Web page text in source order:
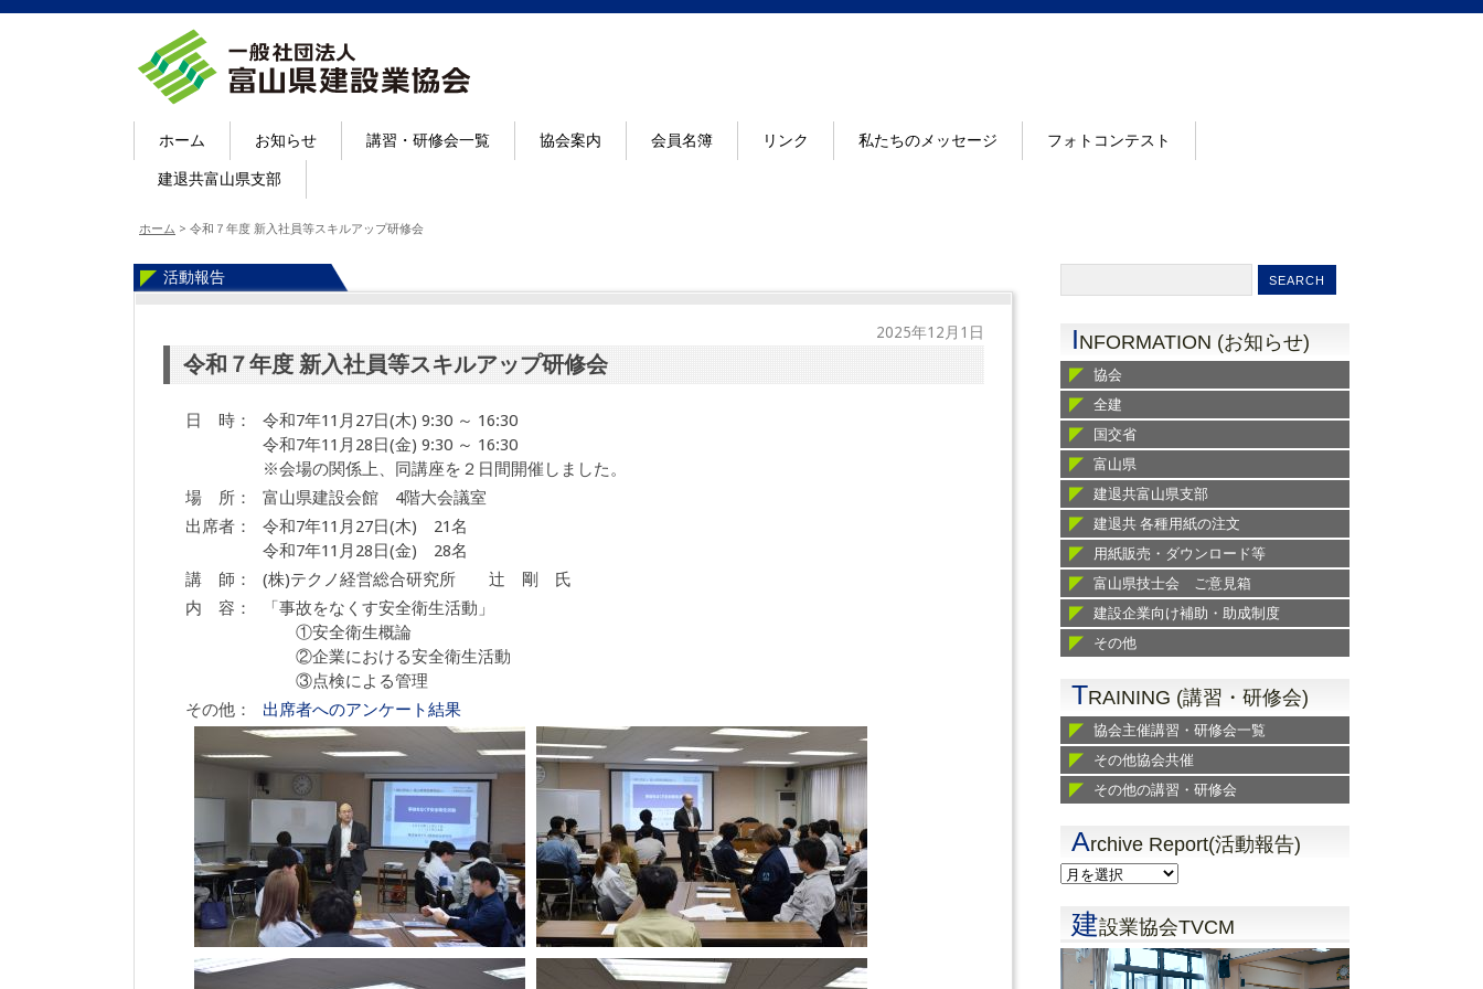
ホーム お知らせ 講習・研修会一覧 協会案内 会員名簿 リンク 私たちのメッセージ フォトコンテスト
建退共富山県支部
ホーム > 令和７年度 新入社員等スキルアップ研修会
活動報告
2025年12月1日
令和７年度 新入社員等スキルアップ研修会
日 時：
令和7年11月27日(木) 9:30 ～ 16:30
令和7年11月28日(金) 9:30 ～ 16:30
※会場の関係上、同講座を２日間開催しました。
場 所：
富山県建設会館 4階大会議室
出席者：
令和7年11月27日(木) 21名
令和7年11月28日(金) 28名
講 師：
(株)テクノ経営総合研究所 辻 剛 氏
内 容：
「事故をなくす安全衛生活動」
①安全衛生概論
②企業における安全衛生活動
③点検による管理
その他：
出席者へのアンケート結果
INFORMATION (お知らせ)
協会
全建
国交省
富山県
建退共富山県支部
建退共 各種用紙の注文
用紙販売・ダウンロード等
富山県技士会 ご意見箱
建設企業向け補助・助成制度
その他
TRAINING (講習・研修会)
協会主催講習・研修会一覧
その他協会共催
その他の講習・研修会
Archive Report(活動報告)
建設業協会TVCM